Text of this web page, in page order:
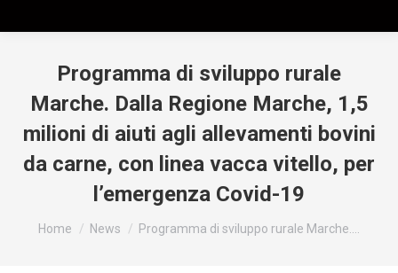
Programma di sviluppo rurale
Marche. Dalla Regione Marche, 1,5
milioni di aiuti agli allevamenti bovini
da carne, con linea vacca vitello, per
l’emergenza Covid-19
Tu sei qui:
Home News Programma di sviluppo rurale Marche.…